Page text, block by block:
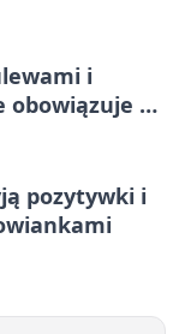
i
do
pozytywki i